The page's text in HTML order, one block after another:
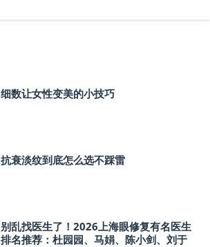
细数让女性变美的小技巧
抗衰淡纹到底怎么选不踩雷
别乱找医生了！2026上海眼修复有名医生
排名推荐：杜园园、马娟、陈小剑、刘于